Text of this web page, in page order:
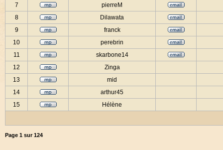
7
pierreM
8
Dilawata
9
franck
10
perebrin
11
skarbone14
12
Zinga
13
mid
14
arthur45
15
Hélène
Page 1 sur124